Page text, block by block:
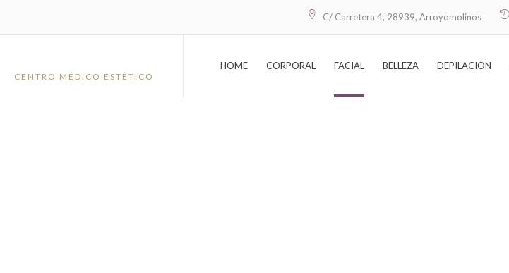
C/ Carretera 4, 28939, Arroyomolinos
CENTRO MÉDICO ESTÉTICO
HOME CORPORAL FACIAL BELLEZA DEPILACIÓN